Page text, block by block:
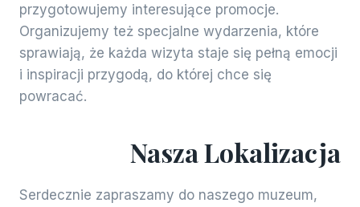
przygotowujemy interesujące promocje.
Organizujemy też specjalne wydarzenia, które
sprawiają, że każda wizyta staje się pełną emocji
i inspiracji przygodą, do której chce się
powracać.
Nasza Lokalizacja
Serdecznie zapraszamy do naszego muzeum,